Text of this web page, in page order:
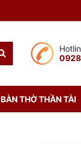
BÀN THỜ THẦN TÀI